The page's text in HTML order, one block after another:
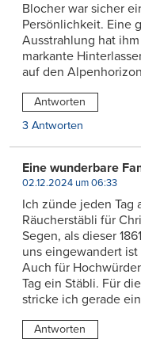
Blocher war sicher
Persönlichkeit. Eine
Ausstrahlung hat
markante
auf den
Antworten
3 Antworten
Eine wunderbare
02.12.2024 um 06:33
Ich zünde jeden Tag
Räucherstäbli für
Segen, als dieser
uns eingewandert
Auch für
Tag ein Stäbli. Für
stricke ich gerade
Antworten